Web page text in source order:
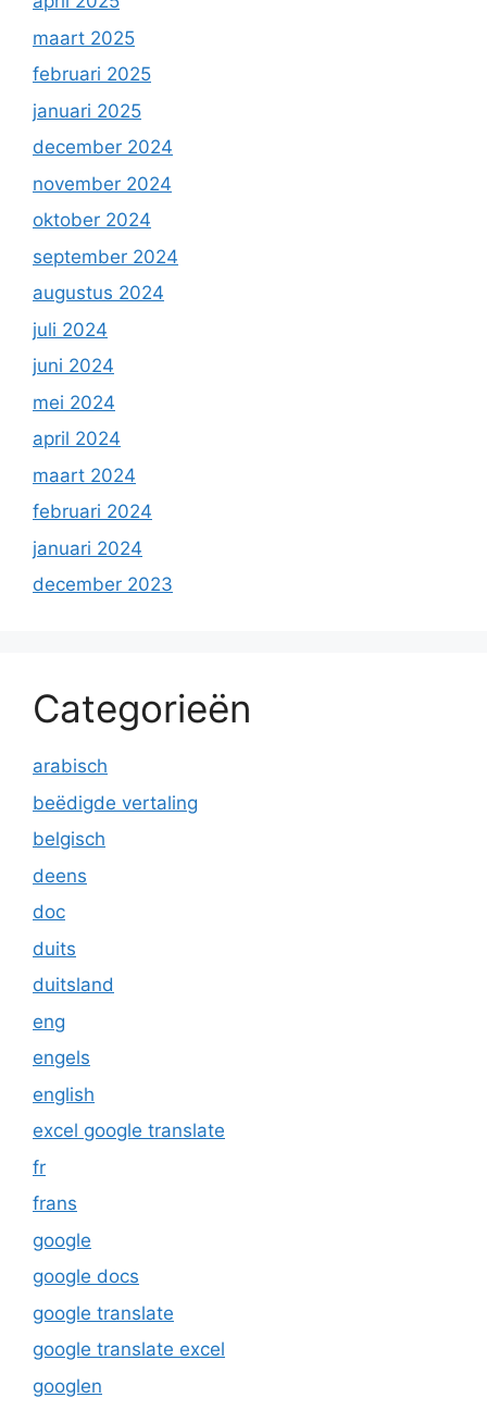
maart 2025
februari 2025
januari 2025
december 2024
november 2024
oktober 2024
september 2024
augustus 2024
juli 2024
juni 2024
mei 2024
april 2024
maart 2024
februari 2024
januari 2024
december 2023
Categorieën
arabisch
beëdigde vertaling
belgisch
deens
doc
duits
duitsland
eng
engels
english
excel google translate
fr
frans
google
google docs
google translate
google translate excel
googlen